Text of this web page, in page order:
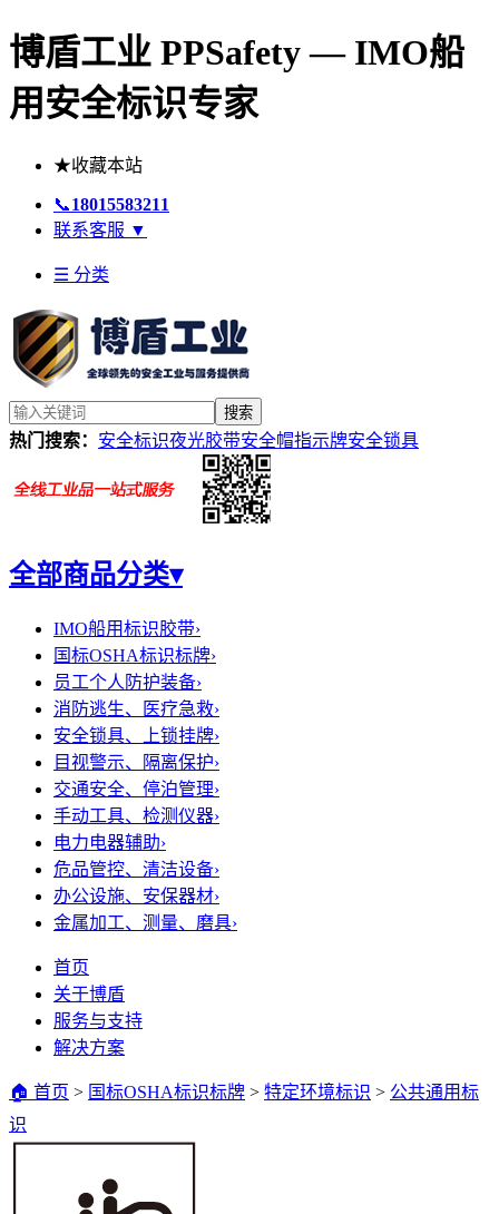
博盾工业 PPSafety — IMO船
用安全标识专家
★收藏本站
📞18015583211
联系客服 ▼
☰ 分类
搜索
热门搜索： 安全标识夜光胶带安全帽指示牌安全锁具
全部商品分类▾
IMO船用标识胶带›
国标OSHA标识标牌›
员工个人防护装备›
消防逃生、医疗急救›
安全锁具、上锁挂牌›
目视警示、隔离保护›
交通安全、停泊管理›
手动工具、检测仪器›
电力电器辅助›
危品管控、清洁设备›
办公设施、安保器材›
金属加工、测量、磨具›
首页
关于博盾
服务与支持
解决方案
🏠 首页 > 国标OSHA标识标牌 > 特定环境标识 > 公共通用标
识